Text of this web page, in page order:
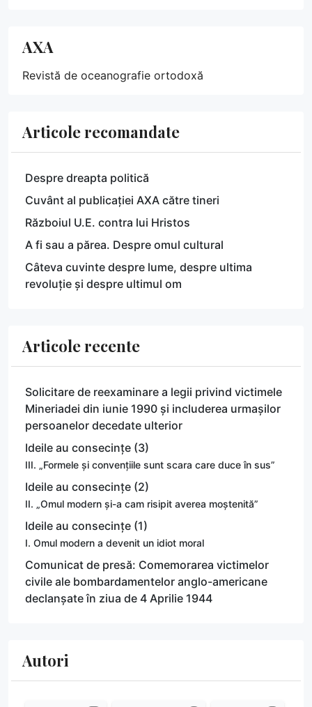
AXA
Revistă de oceanografie ortodoxă
Articole recomandate
Despre dreapta politică
Cuvânt al publicației AXA către tineri
Războiul U.E. contra lui Hristos
A fi sau a părea. Despre omul cultural
Câteva cuvinte despre lume, despre ultima
revoluție și despre ultimul om
Articole recente
Solicitare de reexaminare a legii privind victimele
Mineriadei din iunie 1990 și includerea urmașilor
persoanelor decedate ulterior
Ideile au consecințe (3)
III. „Formele și convențiile sunt scara care duce în sus”
Ideile au consecințe (2)
II. „Omul modern și-a cam risipit averea moștenită”
Ideile au consecințe (1)
I. Omul modern a devenit un idiot moral
Comunicat de presă: Comemorarea victimelor
civile ale bombardamentelor anglo-americane
declanșate în ziua de 4 Aprilie 1944
Autori